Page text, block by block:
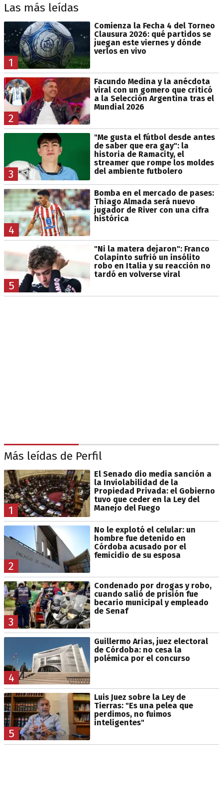
Las más leídas
1
Comienza la Fecha 4 del Torneo
Clausura 2026: qué partidos se
juegan este viernes y dónde
verlos en vivo
2
Facundo Medina y la anécdota
viral con un gomero que criticó
a la Selección Argentina tras el
Mundial 2026
3
"Me gusta el fútbol desde antes
de saber que era gay": la
historia de Ramacity, el
streamer que rompe los moldes
del ambiente futbolero
4
Bomba en el mercado de pases:
Thiago Almada será nuevo
jugador de River con una cifra
histórica
5
"Ni la matera dejaron": Franco
Colapinto sufrió un insólito
robo en Italia y su reacción no
tardó en volverse viral
Más leídas de Perfil
1
El Senado dio media sanción a
la Inviolabilidad de la
Propiedad Privada: el Gobierno
tuvo que ceder en la Ley del
Manejo del Fuego
2
No le explotó el celular: un
hombre fue detenido en
Córdoba acusado por el
femicidio de su esposa
3
Condenado por drogas y robo,
cuando salió de prisión fue
becario municipal y empleado
de Senaf
4
Guillermo Arias, juez electoral
de Córdoba: no cesa la
polémica por el concurso
5
Luis Juez sobre la Ley de
Tierras: "Es una pelea que
perdimos, no fuimos
inteligentes"